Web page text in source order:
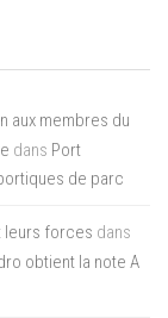
aux membres du
dans Port
de parc
leurs forces dans
obtient la note A